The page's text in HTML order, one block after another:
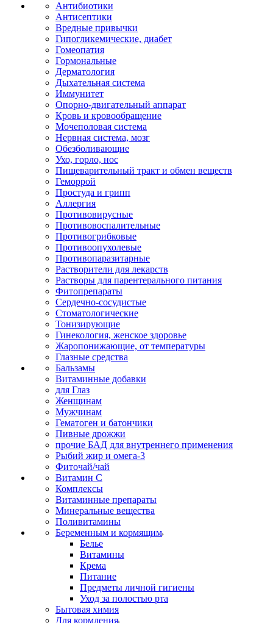
Антибиотики
Антисептики
Вредные привычки
Гипогликемические, диабет
Гомеопатия
Гормональные
Дерматология
Дыхательная система
Иммунитет
Опорно-двигательный аппарат
Кровь и кровообращение
Мочеполовая система
Нервная система, мозг
Обезболивающие
Ухо, горло, нос
Пищеварительный тракт и обмен веществ
Геморрой
Простуда и грипп
Аллергия
Противовирусные
Противовоспалительные
Противогрибковые
Противоопухолевые
Противопаразитарные
Растворители для лекарств
Растворы для парентерального питания
Фитопрепараты
Сердечно-сосудистые
Стоматологические
Тонизирующие
Гинекология, женское здоровье
Жаропонижающие, от температуры
Глазные средства
Бальзамы
Витаминные добавки
для Глаз
Женщинам
Мужчинам
Гематоген и батончики
Пивные дрожжи
прочие БАД для внутреннего применения
Рыбий жир и омега-3
Фиточай/чай
Витамин С
Комплексы
Витаминные препараты
Минеральные вещества
Поливитамины
Беременным и кормящим
Белье
Витамины
Крема
Питание
Предметы личной гигиены
Уход за полостью рта
Бытовая химия
Для кормления